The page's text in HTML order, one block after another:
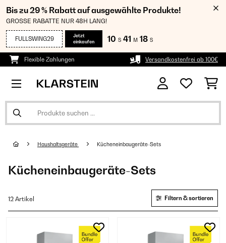
Bis zu 29 % Rabatt auf ausgewählte Produkte!
GROSSE RABATTE NUR 48H LANG!
FULLSWING29
Jetzt
einkaufen
10 S 41 M 18 S
Flexible Zahlungen Versandkostenfrei ab 100€
Haushaltsgeräte Kücheneinbaugeräte-Sets
Kücheneinbaugeräte-Sets
12 Artikel Filtern & sortieren